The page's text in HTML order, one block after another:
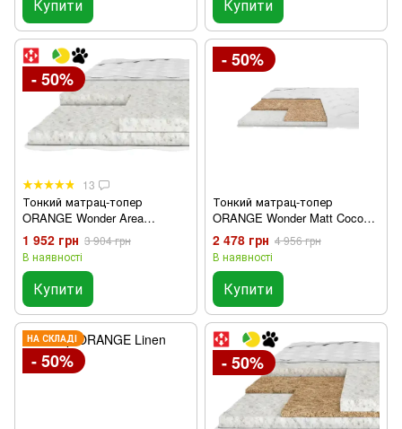
Купити Купити
- 50%
13
Тонкий матрац-топер
ORANGE Wonder Area
110x200 см
1 952 грн 3 904 грн
В наявності
Купити
- 50%
Тонкий матрац-топер
ORANGE Wonder Matt Cocos
110x200
2 478 грн 4 956 грн
В наявності
Купити
НА СКЛАДІ
- 50% - 50%